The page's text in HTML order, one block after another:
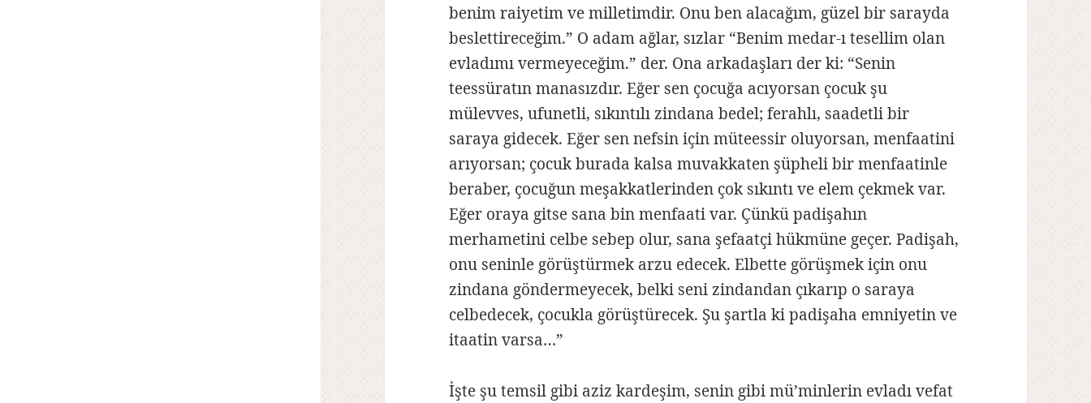
benim raiyetim ve milletimdir. Onu ben alacağım, güzel bir sarayda
beslettireceğim.” O adam ağlar, sızlar “Benim medar-ı tesellim olan
evladımı vermeyeceğim.” der. Ona arkadaşları der ki: “Senin
teessüratın manasızdır. Eğer sen çocuğa acıyorsan çocuk şu
mülevves, ufunetli, sıkıntılı zindana bedel; ferahlı, saadetli bir
saraya gidecek. Eğer sen nefsin için müteessir oluyorsan, menfaatini
arıyorsan; çocuk burada kalsa muvakkaten şüpheli bir menfaatinle
beraber, çocuğun meşakkatlerinden çok sıkıntı ve elem çekmek var.
Eğer oraya gitse sana bin menfaati var. Çünkü padişahın
merhametini celbe sebep olur, sana şefaatçi hükmüne geçer. Padişah,
onu seninle görüştürmek arzu edecek. Elbette görüşmek için onu
zindana göndermeyecek, belki seni zindandan çıkarıp o saraya
celbedecek, çocukla görüştürecek. Şu şartla ki padişaha emniyetin ve
itaatin varsa…”
İşte şu temsil gibi aziz kardeşim, senin gibi mü’minlerin evladı vefat